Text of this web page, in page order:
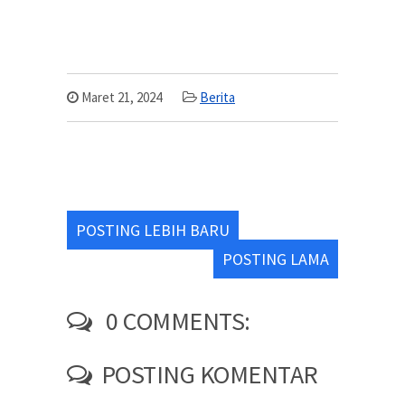
Maret 21, 2024 Berita
POSTING LEBIH BARU
POSTING LAMA
0 COMMENTS:
POSTING KOMENTAR